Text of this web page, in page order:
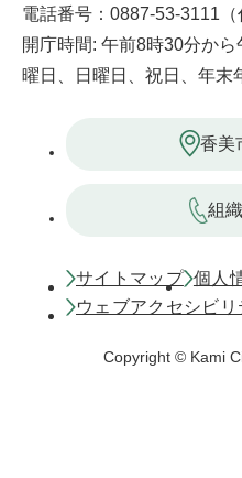
電話番号：0887-53-3111（
開庁時間: 午前8時30分か
曜日、日曜日、祝日、年末
香美
組
サイトマップ 個人
ウェブアクセシビ
Copyright © Kami